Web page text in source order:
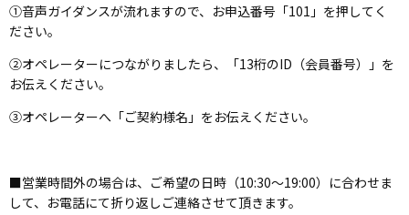
①音声ガイダンスが流れますので、お申込番号「101」を押してく
ださい。
②オペレーターにつながりましたら、「13桁のID（会員番号）」を
お伝えください。
③オペレーターへ「ご契約様名」をお伝えください。
■営業時間外の場合は、ご希望の日時（10:30～19:00）に合わせま
して、お電話にて折り返しご連絡させて頂きます。